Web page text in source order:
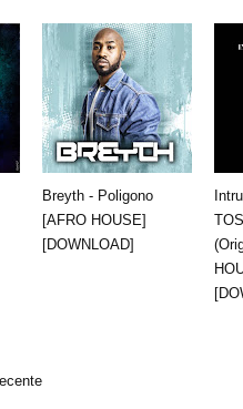
Breyth - Poligono
[AFRO HOUSE]
[DOWNLOAD]